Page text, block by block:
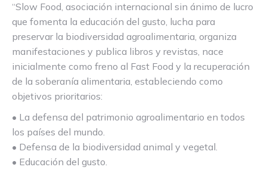
“Slow Food, asociación internacional sin ánimo de lucro
que fomenta la educación del gusto, lucha para
preservar la biodiversidad agroalimentaria, organiza
manifestaciones y publica libros y revistas, nace
inicialmente como freno al Fast Food y la recuperación
de la soberanía alimentaria, estableciendo como
objetivos prioritarios:
• La defensa del patrimonio agroalimentario en todos
los países del mundo.
• Defensa de la biodiversidad animal y vegetal.
• Educación del gusto.